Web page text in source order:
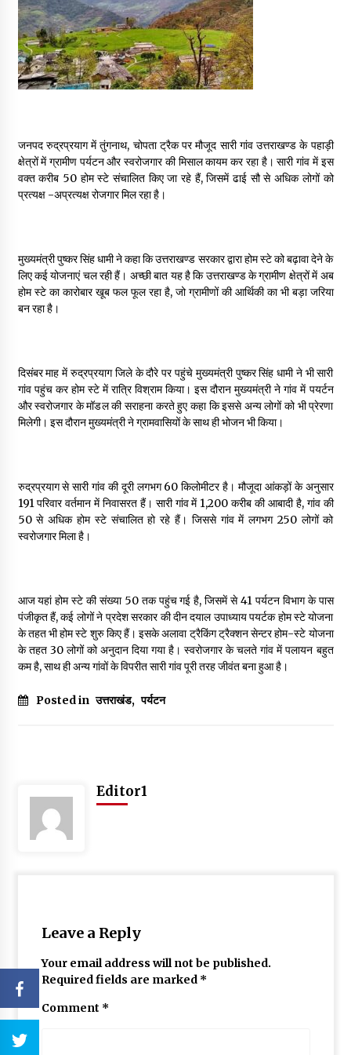
May 16, 2022
Thought Of The Day 14 May
May 14, 2022
May 13, 2022
Thought Of The Day 11 May
May 11, 2022
May 10, 2022
Thought Of The Day 9 May
जनपद रुद्रप्रयाग में तुंगनाथ, चोपता ट्रैक पर मौजूद सारी गांव उत्तराखण्ड के पहाड़ी
क्षेत्रों में ग्रामीण पर्यटन और स्वरोजगार की मिसाल कायम कर रहा है। सारी गांव में इस
वक्त करीब 50 होम स्टे संचालित किए जा रहे हैं, जिसमें ढाई सौ से अधिक लोगों को
प्रत्यक्ष -अप्रत्यक्ष रोजगार मिल रहा है।
मुख्यमंत्री पुष्कर सिंह धामी ने कहा कि उत्तराखण्ड सरकार द्वारा होम स्टे को बढ़ावा देने के
लिए कई योजनाएं चल रही हैं। अच्छी बात यह है कि उत्तराखण्ड के ग्रामीण क्षेत्रों में अब
होम स्टे का कारोबार खूब फल फूल रहा है, जो ग्रामीणों की आर्थिकी का भी बड़ा जरिया
बन रहा है।
दिसंबर माह में रुद्रप्रयाग जिले के दौरे पर पहुंचे मुख्यमंत्री पुष्कर सिंह धामी ने भी सारी
गांव पहुंच कर होम स्टे में रात्रि विश्राम किया। इस दौरान मुख्यमंत्री ने गांव में पयर्टन
और स्वरोजगार के मॉडल की सराहना करते हुए कहा कि इससे अन्य लोगों को भी प्रेरणा
मिलेगी। इस दौरान मुख्यमंत्री ने ग्रामवासियों के साथ ही भोजन भी किया।
रुद्रप्रयाग से सारी गांव की दूरी लगभग 60 किलोमीटर है। मौजूदा आंकड़ों के अनुसार
191 परिवार वर्तमान में निवासरत हैं। सारी गांव में 1,200 करीब की आबादी है, गांव की
50 से अधिक होम स्टे संचालित हो रहे हैं। जिससे गांव में लगभग 250 लोगों को
स्वरोजगार मिला है।
आज यहां होम स्टे की संख्या 50 तक पहुंच गई है, जिसमें से 41 पर्यटन विभाग के पास
पंजीकृत हैं, कई लोगों ने प्रदेश सरकार की दीन दयाल उपाध्याय पयर्टक होम स्टे योजना
के तहत भी होम स्टे शुरु किए हैं। इसके अलावा ट्रैकिंग ट्रैक्शन सेन्टर होम-स्टे योजना
के तहत 30 लोगों को अनुदान दिया गया है। स्वरोजगार के चलते गांव में पलायन बहुत
कम है, साथ ही अन्य गांवों के विपरीत सारी गांव पूरी तरह जीवंत बना हुआ है।
Posted in उत्तराखंड, पर्यटन
Editor1
Leave a Reply
Your email address will not be published.
Required fields are marked *
Comment *